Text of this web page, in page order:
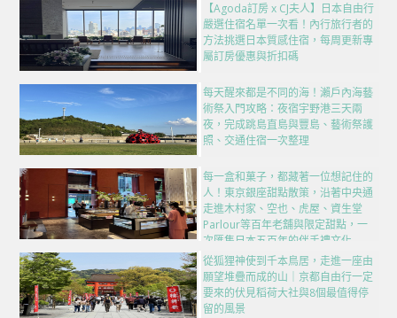
【Agoda訂房 x CJ夫人】日本自由行
嚴選住宿名單一次看！內行旅行者的
方法挑選日本質感住宿，每周更新專
屬訂房優惠與折扣碼
每天醒來都是不同的海！瀨戶內海藝
術祭入門攻略：夜宿宇野港三天兩
夜，完成跳島直島與豐島、藝術祭護
照、交通住宿一次整理
每一盒和菓子，都藏著一位想記住的
人！東京銀座甜點散策，沿著中央通
走進木村家、空也、虎屋、資生堂
Parlour等百年老舖與限定甜點，一
次匯集日本五百年的伴手禮文化
從狐狸神使到千本鳥居，走進一座由
願望堆疊而成的山｜京都自由行一定
要來的伏見稻荷大社與8個最值得停
留的風景